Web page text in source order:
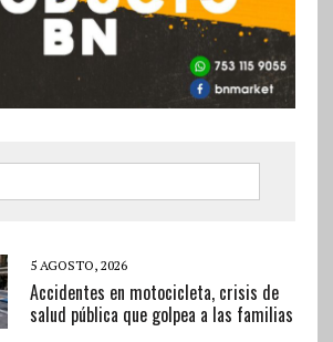
5 AGOSTO, 2026
Accidentes en motocicleta, crisis de
salud pública que golpea a las familias